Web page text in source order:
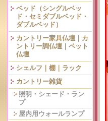
ベッド（シングルベッ
ド・セミダブルベッド・
ダブルベッド）
カントリー家具仏壇｜カ
ントリー調仏壇｜ペット
仏壇
シェルフ｜棚｜ラック
カントリー雑貨
照明・シェード・ラン
プ
屋内用ウォールランプ